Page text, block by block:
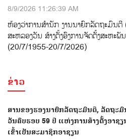
8/9/2026 11:26:39 AM
ຫ້ອງວ່າການສໍານັກ ງານນາຍົກລັດຖະມົນ
ສະຫລອງວັນ ສ້າງຕັ້ງອົງການຈັດຕັ້ງສະຫະ
(20/7/1955-20/7/2026)
ຂ່າວ
ສານຂອງຮອງນາຍົກລັດຖະມົນຕີ, ລັດຖະມົ
ວັນຄົບຮອບ 59 ປີ ແຫ່ງການສ້າງຕັ້ງອາຊ
ເຂົ້າເປັນສະມາຊິກອາຊຽນ